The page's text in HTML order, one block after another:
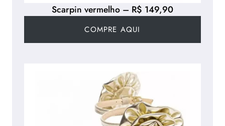
Scarpin vermelho – R$ 149,90
COMPRE AQUI